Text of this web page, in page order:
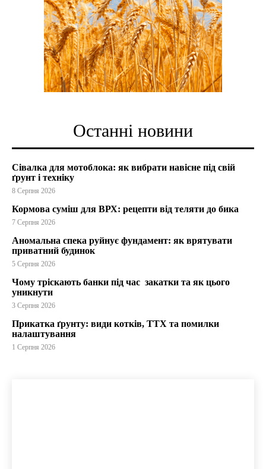
Останні новини
Сівалка для мотоблока: як вибрати навісне під свій
ґрунт і техніку
8 Серпня 2026
Кормова суміш для ВРХ: рецепти від теляти до бика
7 Серпня 2026
Аномальна спека руйнує фундамент: як врятувати
приватний будинок
5 Серпня 2026
Чому тріскають банки під час закатки та як цього
уникнути
3 Серпня 2026
Прикатка ґрунту: види котків, ТТХ та помилки
налаштування
1 Серпня 2026